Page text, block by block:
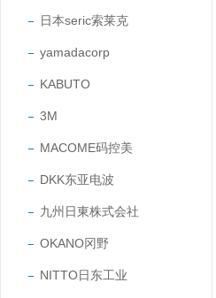
日本seric索莱克
yamadacorp
KABUTO
3M
MACOME码控美
DKK东亚电波
九州日東株式会社
OKANO冈野
NITTO日东工业